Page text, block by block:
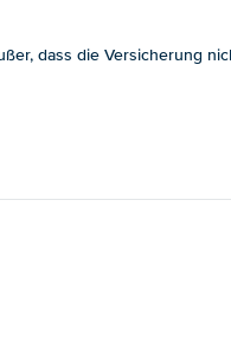
dass die Versicherung